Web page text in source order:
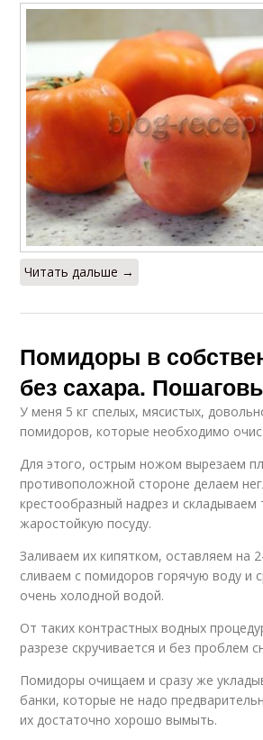
Читать дальше →
Помидоры в
без сахара.
У меня 5 кг спелых, мясистых,
помидоров, которые необходимо
Для этого, острым ножом вырезаем
противоположной стороне делаем
крестообразный надрез и
жаростойкую посуду.
Заливаем их кипятком, оставляем на
сливаем с помидоров горячую воду и
очень холодной водой.
От таких контрастных водных
разрезе скручивается и без проблем
Помидоры очищаем и сразу же
банки, которые не надо
их достаточно хорошо вымыть.